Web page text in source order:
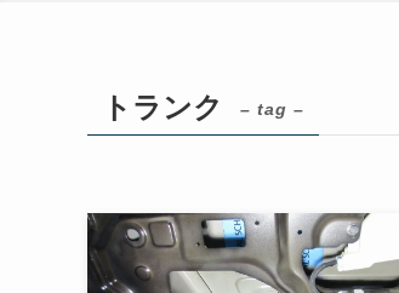
トランク – tag –